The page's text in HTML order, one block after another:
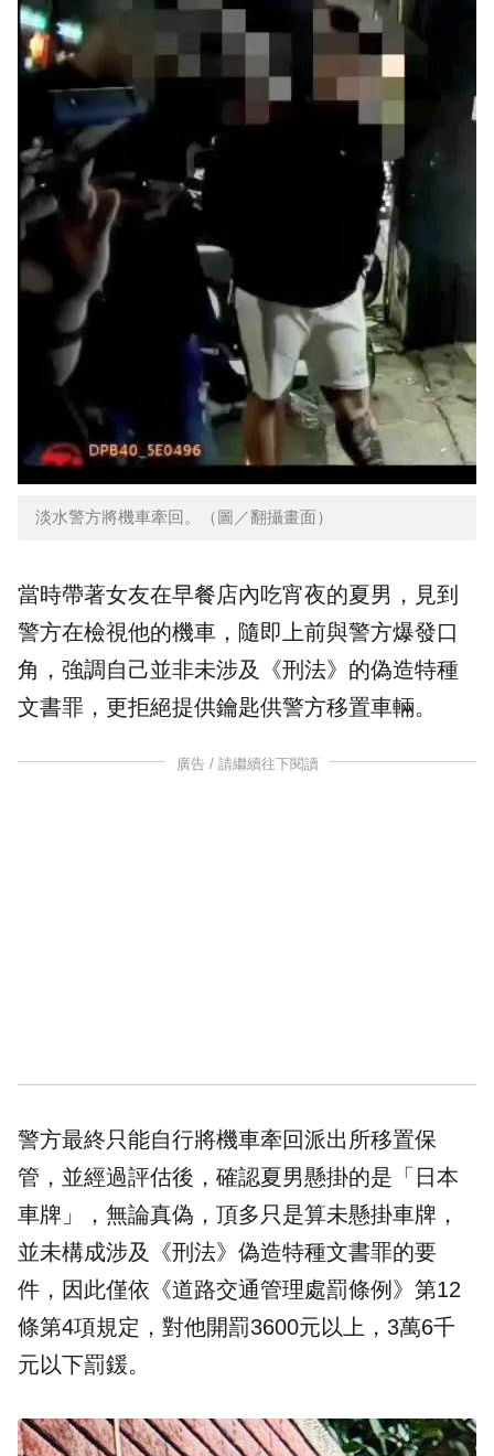
淡水警方將機車牽回。（圖／翻攝畫面）
當時帶著女友在早餐店內吃宵夜的夏男，見到
警方在檢視他的機車，隨即上前與警方爆發口
角，強調自己並非未涉及《刑法》的偽造特種
文書罪，更拒絕提供鑰匙供警方移置車輛。
廣告 / 請繼續往下閱讀
警方最終只能自行將機車牽回派出所移置保
管，並經過評估後，確認夏男懸掛的是「日本
車牌」，無論真偽，頂多只是算未懸掛車牌，
並未構成涉及《刑法》偽造特種文書罪的要
件，因此僅依《道路交通管理處罰條例》第12
條第4項規定，對他開罰3600元以上，3萬6千
元以下罰鍰。